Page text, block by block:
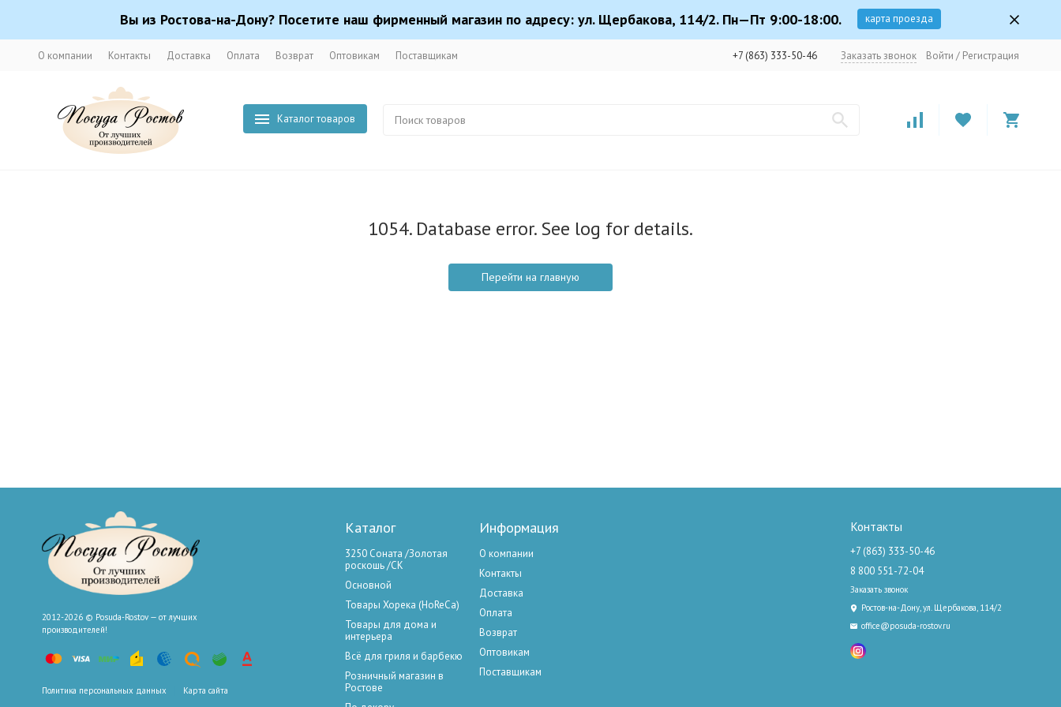
Вы из Ростова-на-Дону? Посетите наш фирменный магазин по адресу: ул. Щербакова, 114/2. Пн—Пт 9:00-18:00. карта проезда
О компании Контакты Доставка Оплата Возврат Оптовикам Поставщикам +7 (863) 333-50-46 Заказать звонок Войти / Регистрация
Каталог товаров
1054. Database error. See log for details.
Перейти на главную
2012-2026 © Posuda-Rostov — от лучших
производителей!
Политика персональных данных Карта сайта
Каталог
3250 Соната /Золотая
роскошь /СК
Основной
Товары Хорека (HoReCa)
Товары для дома и
интерьера
Всё для гриля и барбекю
Розничный магазин в
Ростове
Информация
О компании
Контакты
Доставка
Оплата
Возврат
Оптовикам
Поставщикам
Контакты
+7 (863) 333-50-46
8 800 551-72-04
Заказать звонок
Ростов-на-Дону, ул. Щербакова, 114/2
office@posuda-rostov.ru